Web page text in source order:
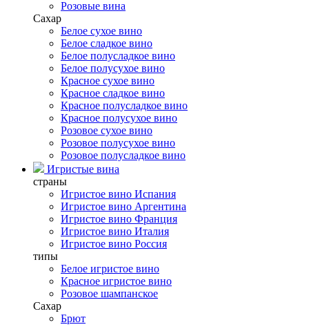
Розовые вина
Сахар
Белое сухое вино
Белое сладкое вино
Белое полусладкое вино
Белое полусухое вино
Красное сухое вино
Красное сладкое вино
Красное полусладкое вино
Красное полусухое вино
Розовое сухое вино
Розовое полусухое вино
Розовое полусладкое вино
Игристые вина
страны
Игристое вино Испания
Игристое вино Аргентина
Игристое вино Франция
Игристое вино Италия
Игристое вино Россия
типы
Белое игристое вино
Красное игристое вино
Розовое шампанское
Сахар
Брют